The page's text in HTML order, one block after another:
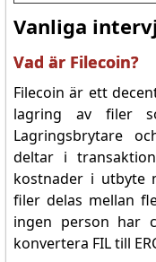
Vanliga
Vad är Filecoin?
Filecoin är ett
lagring av filer
Lagringsbrytare
deltar i
kostnader i utbyte
filer delas mellan
ingen person har
konvertera FIL till